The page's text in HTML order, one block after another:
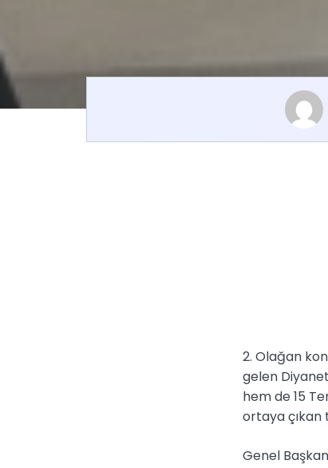
2. Olağan
gelen
hem de 15
ortaya
Genel